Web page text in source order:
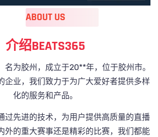
ABOUT US
介绍BEATS365
名为胶州，成立于20**年，位于胶州市。
企业，我们致力于为广大爱好者提供多样
化的服务和产品。
过先进的技术，为用户提供高质量的直播
外的重大赛事还是精彩的比赛，我们都能